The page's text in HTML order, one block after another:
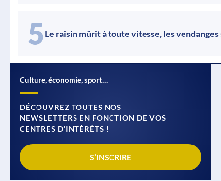
5Le raisin mûrit à toute vitesse, les
Culture, économie, sport…
DÉCOUVREZ TOUTES NOS
NEWSLETTERS EN FONCTION DE VOS
CENTRES D’INTÉRÉTS !
S’INSCRIRE